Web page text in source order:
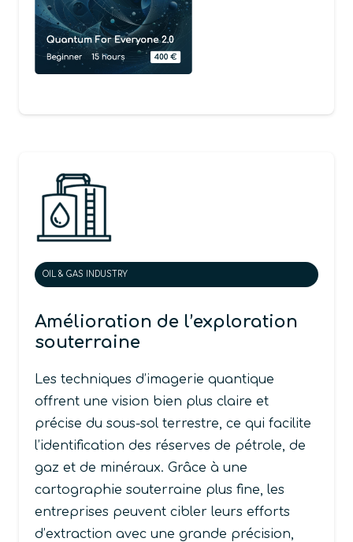
OIL & GAS INDUSTRY
Amélioration de l’exploration
souterraine
Les techniques d’imagerie quantique
offrent une vision bien plus claire et
précise du sous-sol terrestre, ce qui facilite
l’identification des réserves de pétrole, de
gaz et de minéraux. Grâce à une
cartographie souterraine plus fine, les
entreprises peuvent cibler leurs efforts
d’extraction avec une grande précision,